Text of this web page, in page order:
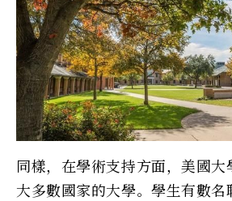
同樣，在學術支持方面，美國大
大多數國家的大學。學生有數名